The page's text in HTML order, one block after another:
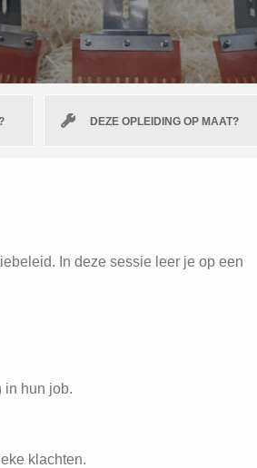
DEZE OPLEIDING OP MAAT?
In deze sessie leer je op een
in hun job.
klachten.